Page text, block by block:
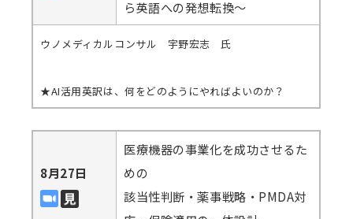
ら英語への発想転換～
ウノメディカルコンサル 宇野宏志 氏
★AI活用英訳は、何をどのようにやればよいのか？
8月27日
医療機器の事業化を成功させるた
めの
該当性判断・薬事戦略・PMDA対